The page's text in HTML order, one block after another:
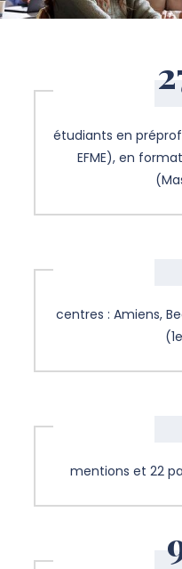
étudiants en
EFME), en
centres : Amiens,
mentions et 22